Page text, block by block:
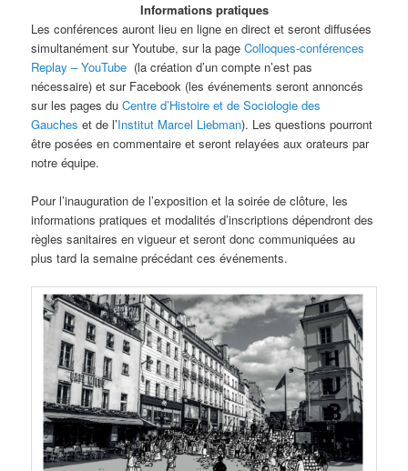
Informations pratiques
Les conférences auront lieu en ligne en direct et seront diffusées
simultanément sur Youtube, sur la pageColloques-conférences
Replay – YouTube (la création d’un compte n’est pas
nécessaire) et sur Facebook (les événements seront annoncés
sur les pages duCentre d’Histoire et de Sociologie des
Gauches et de l’Institut Marcel Liebman). Les questions pourront
être posées en commentaire et seront relayées aux orateurs par
notre équipe.
Pour l’inauguration de l’exposition et la soirée de clôture, les
informations pratiques et modalités d’inscriptions dépendront des
règles sanitaires en vigueur et seront donc communiquées au
plus tard la semaine précédant ces événements.